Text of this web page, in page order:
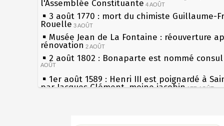
l'Assemblée Constituante 4 AOÛT
3 août 1770 : mort du chimiste Guillaume-
Rouelle 3 AOÛT
Musée Jean de La Fontaine : réouverture
rénovation 2 AOÛT
2 août 1802 : Bonaparte est nommé
AOÛT
1er août 1589 : Henri III est poignardé à
par Jacques Clément, moine jacobin 1ER AOÛT